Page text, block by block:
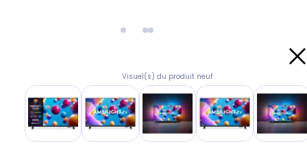
Visuel(s) du produit neuf